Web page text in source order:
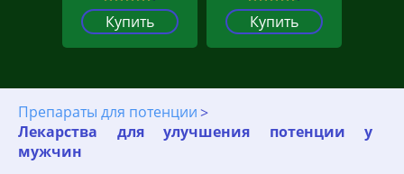
Купить Купить
Препараты для потенции
Лекарства для улучшения потенции у
мужчин